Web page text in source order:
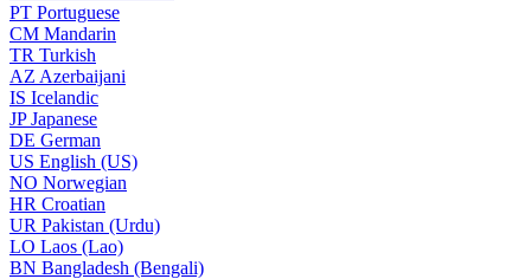
PT Portuguese
CM Mandarin
TR Turkish
AZ Azerbaijani
IS Icelandic
JPJapanese
DE German
US English (US)
NO Norwegian
HR Croatian
UR Pakistan (Urdu)
LO Laos (Lao)
BN Bangladesh (Bengali)